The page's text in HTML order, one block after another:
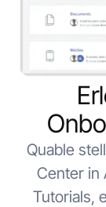
Quable
Center in
Tutorials,